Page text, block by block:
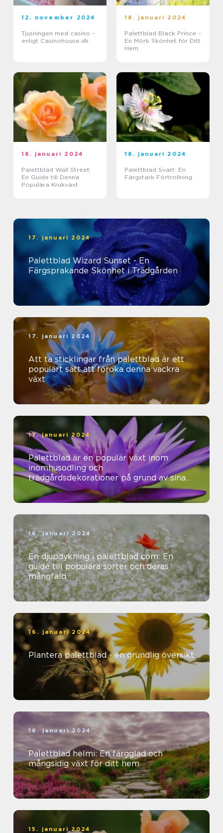
12. november 2024
Tjusningen med casino –
enligt Casinohouse.dk
18. januari 2024
Palettblad Black Prince –
En Mörk Skönhet för Ditt
Hem
18. januari 2024
Palettblad Wall Street:
En Guide till Denna
Populära Krukväxt
18. januari 2024
Palettblad Svart: En
Färgstark Förtrollning
17. januari 2024
Palettblad Wizard Sunset - En
Färgsprakande Skönhet i Trädgården
17. januari 2024
Att ta sticklingar från palettblad är ett
populärt sätt att föröka denna vackra
växt
17. januari 2024
Palettblad är en populär växt inom
inomhusodling och
trädgårdsdekorationer på grund av sina
vackra färger och mönster
16. januari 2024
En djupdykning i palettblad com: En
guide till populära sorter och deras
mångfald
16. januari 2024
Plantera palettblad - en grundlig översikt
16. januari 2024
Palettblad helmi: En färgglad och
mångsidig växt för ditt hem
15. januari 2024